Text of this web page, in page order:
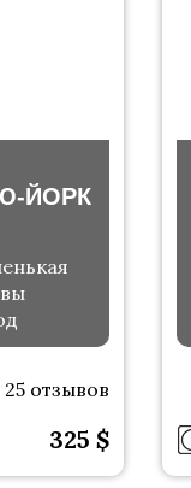
ЙОРК
25 отзывов
325 $